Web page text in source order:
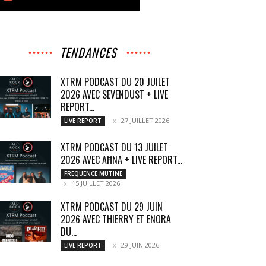
TENDANCES
XTRM PODCAST DU 20 JUILET
2026 AVEC SEVENDUST + LIVE
REPORT...
LIVE REPORT 27 JUILLET 2026
XTRM PODCAST DU 13 JUILET
2026 AVEC AĦNA + LIVE REPORT...
FREQUENCE MUTINE
15 JUILLET 2026
XTRM PODCAST DU 29 JUIN
2026 AVEC THIERRY ET ENORA
DU...
LIVE REPORT 29 JUIN 2026